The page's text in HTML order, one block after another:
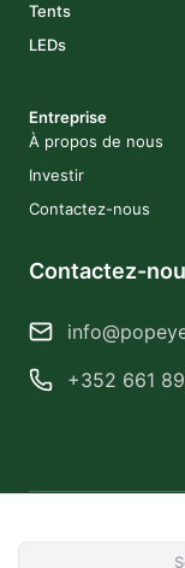
Tents
LEDs
Entreprise
À propos de nous
Investir
Contactez-nous
Contactez-
+352 661
2026